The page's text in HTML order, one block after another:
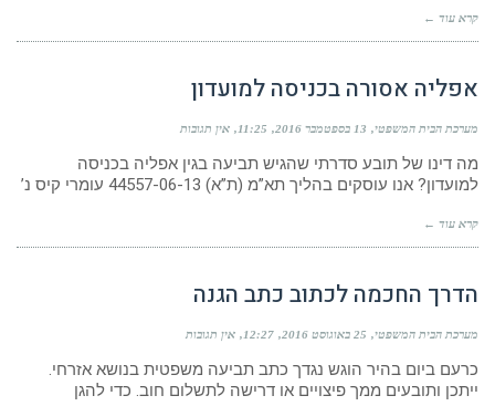
קרא עוד ←
אפליה אסורה בכניסה למועדון
מערכת הבית המשפטי 13 בספטמבר 2016 11:25 אין תגובות
מה דינו של תובע סדרתי שהגיש תביעה בגין אפליה בכניסה
למועדון? אנו עוסקים בהליך תא”מ (ת”א) 44557-06-13 עומרי קיס נ’
קרא עוד ←
הדרך החכמה לכתוב כתב הגנה
מערכת הבית המשפטי 25 באוגוסט 2016 12:27 אין תגובות
כרעם ביום בהיר הוגש נגדך כתב תביעה משפטית בנושא אזרחי.
ייתכן ותובעים ממך פיצויים או דרישה לתשלום חוב. כדי להגן